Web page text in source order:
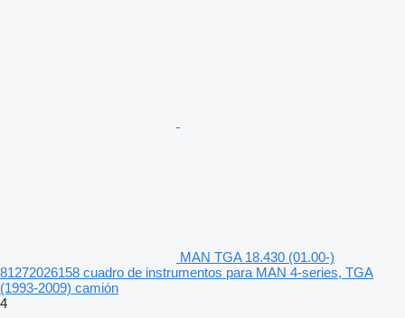
MAN TGA 18.430 (01.00-)
81272026158 cuadro de instrumentos para MAN 4-series, TGA
(1993-2009) camión
4